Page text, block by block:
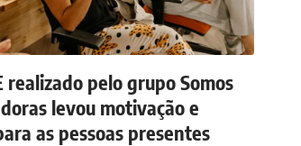
realizado pelo grupo Somos
levou motivação e
as pessoas presentes